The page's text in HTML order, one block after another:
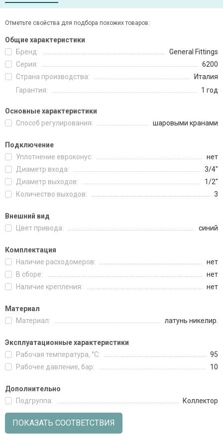
Отметьте свойства для подбора похожих товаров:
Общие характеристики
Бренд:
General Fittings
Серия:
6200
Страна производства:
Италия
Гарантия:
1 год
Основные характеристики
Способ регулирования:
шаровыми кранами
Подключение
Уплотнение евроконус:
нет
Диаметр входа:
3/4"
Диаметр выходов:
1/2"
Количество выходов:
3
Внешний вид
Цвет привода:
синий
Комплектация
Наличие расходомеров:
нет
В сборе:
нет
Наличие крепления:
нет
Материал
Материал:
латунь никелир.
Эксплуатационные характеристики
Рабочая температура, °C:
95
Рабочее давление, бар:
10
Дополнительно
Подгруппа:
Коллектор
ПОКАЗАТЬ СООТВЕТСТВИЯ